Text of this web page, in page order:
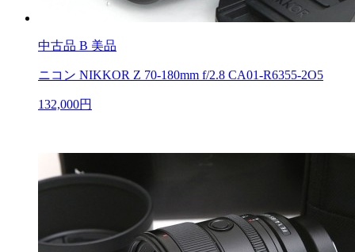
中古品 B 美品
ニコン NIKKOR Z 70-180mm f/2.8 CA01-R6355-2O5
132,000円